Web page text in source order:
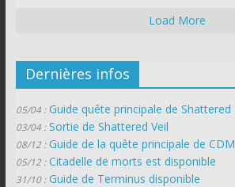
Load More
Dernières infos
05/04 : Guide quête principale de Shattered
03/04 : Sortie de Shattered Veil
08/12 : Guide de la quête principale de CDM
05/12 : Citadelle de morts est disponible
31/10 : Guide de Terminus disponible